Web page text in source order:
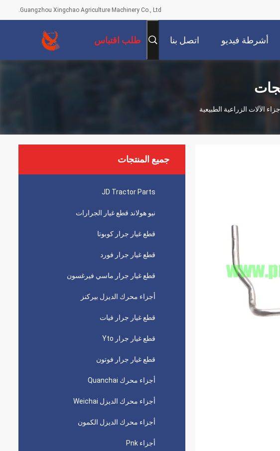
Guangzhou Xingchao Agriculture Machinery Co., Ltd.
أشرطة فيديو اتصل بنا طلب اقتباس
جميع المنتجات
JD Tractor Parts
نيو هولاند قطع غيار الجرارات
قطع غيار جرار كوبوتا
قطع غيار جرار فورد
قطع غيار جرار ماسي فيرغسون
أجزاء محرك الديزل بيركنز
قطع غيار جرار فيات
قطع غيار جرار Yto
قطع غيار جرار فوتون
أجزاء محرك Quanchai
أجزاء محرك الديزل Weichai
أجزاء محرك الديزل الكمون
أجزاء Pnk